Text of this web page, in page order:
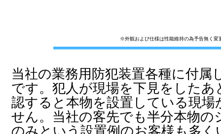
※外観および仕様は性能維持の為予告無く変
当社の業務用防犯装置各種に付
です。犯人が現場を下見をしたあ
認すると本物を設置している現
せん。当社の客先でも半分本物
のみという設置例のお客様も多